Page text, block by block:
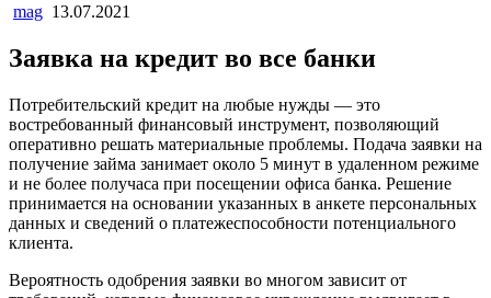
mag 13.07.2021
Заявка на кредит во все банки
Потребительский кредит на любые нужды — это
востребованный финансовый инструмент, позволяющий
оперативно решать материальные проблемы. Подача заявки на
получение займа занимает около 5 минут в удаленном режиме
и не более получаса при посещении офиса банка. Решение
принимается на основании указанных в анкете персональных
данных и сведений о платежеспособности потенциального
клиента.
Вероятность одобрения заявки во многом зависит от